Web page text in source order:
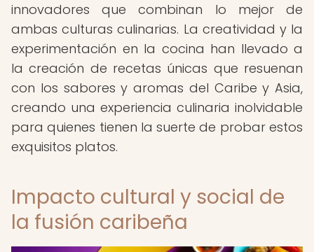
innovadores que combinan lo mejor de
ambas culturas culinarias. La creatividad y la
experimentación en la cocina han llevado a
la creación de recetas únicas que resuenan
con los sabores y aromas del Caribe y Asia,
creando una experiencia culinaria inolvidable
para quienes tienen la suerte de probar estos
exquisitos platos.
Impacto cultural y social de
la fusión caribeña